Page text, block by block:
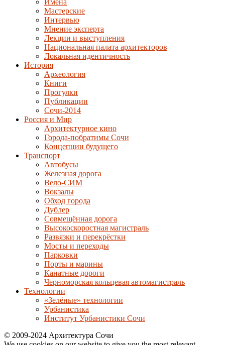
Мастерские
Интервью
Мнение эксперта
Лекции и выступления
Национальная палата архитекторов
Локальная идентичность
История
Археология
Книги
Прогулки
Публикации
Сочи-2014
Россия и Мир
Архитектурное кино
Города-побратимы Сочи
Концепции будущего
Транспорт
Автобусы
Железная дорога
Вело-СИМ
Вокзалы
Обход города
Дублер
Совмещённая дорога
Высокоскоростная магистраль
Развязки и перекрёстки
Мосты и переходы
Парковки
Порты и марины
Канатные дороги
Черноморская кольцевая автомагистраль
Технологии
«Зелёные» технологии
Урбанистика
Институт Урбанистики Сочи
© 2009-2024 Архитектура Сочи